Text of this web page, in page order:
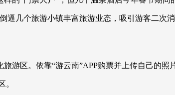
个旅游小镇丰富旅游业态，吸引游客二次
。依靠“游云南”APP购票并上传自己的照片